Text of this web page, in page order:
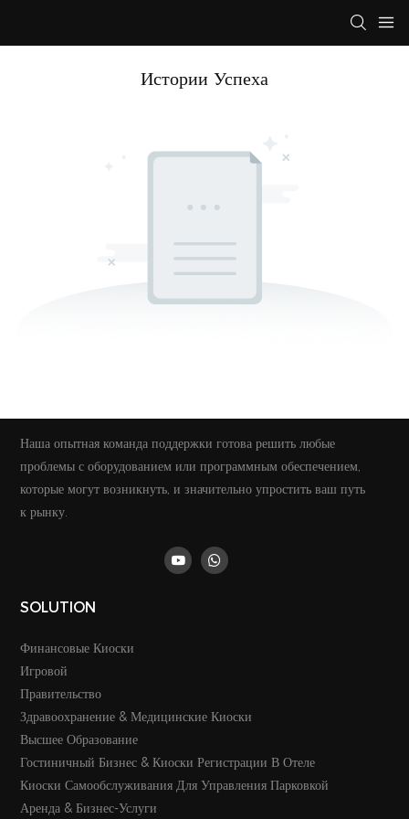
Истории Успеха
Наша опытная команда поддержки готова решить любые
проблемы с оборудованием или программным обеспечением,
которые могут возникнуть, и значительно упростить ваш путь
к рынку.
SOLUTION
Финансовые Киоски
Игровой
Правительство
Здравоохранение & Медицинские Киоски
Высшее Образование
Гостиничный Бизнес & Киоски Регистрации В Отеле
Киоски Самообслуживания Для Управления Парковкой
Аренда & Бизнес-Услуги